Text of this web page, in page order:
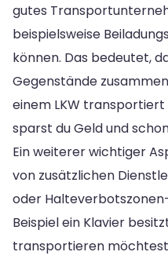
gutes
beispielsweise
können. Das bedeutet,
Gegenstände
einem LKW
sparst du Geld und
Ein weiterer wichtiger
von zusätzlichen
oder
Beispiel ein Klavier
transportieren